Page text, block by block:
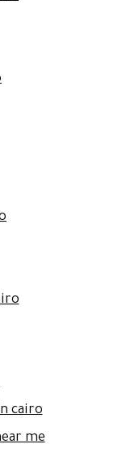
cairo
me